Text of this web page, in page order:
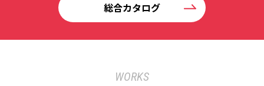
総合カタログ
WORKS